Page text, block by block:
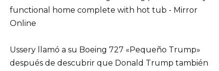
Ussery llamó a su Boeing 727 «Pequeño Trump»
después de descubrir que Donald Trump también